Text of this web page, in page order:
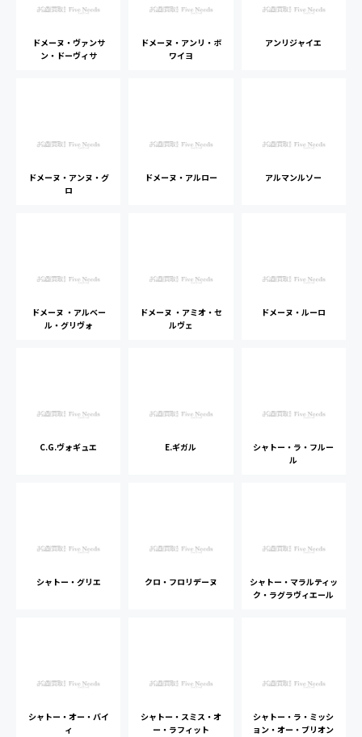
ドメーヌ・ヴァンサ
ン・ドーヴィサ
ドメーヌ・アンリ・ボ
ワイヨ
アンリジャイエ
ドメーヌ・アンヌ・グ
ロ
ドメーヌ・アルロー アルマンルソー
ドメーヌ ・アルベー
ル・グリヴォ
ドメーヌ ・アミオ・セ
ルヴェ
ドメーヌ・ルーロ
C.G.ヴォギュエ E.ギガル
シャトー・ラ・フルー
ル
シャトー・グリエ クロ・フロリデーヌ
シャトー・マラルティッ
ク・ラグラヴィエール
シャトー・オー・バイ
ィ
シャトー・スミス・オ
ー・ラフィット
シャトー・ラ・ミッシ
ョン・オー・ブリオン